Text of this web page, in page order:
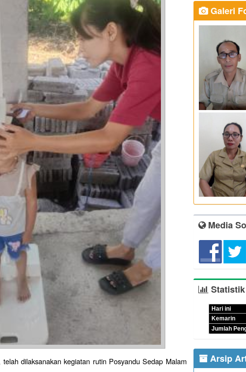
dilaksanakan kegiatan rutin Posyandu Sedap Malam
Galeri
Media
Hari ini
Kemarin
Jumlah
Arsip